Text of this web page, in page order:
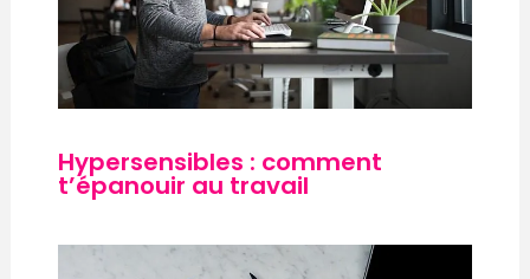
Hypersensibles : comment
t’épanouir au travail